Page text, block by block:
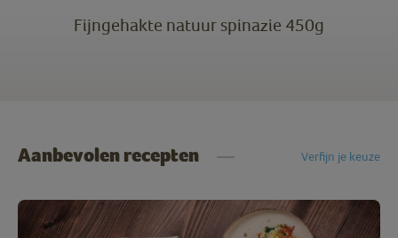
Fijngehakte natuur spinazie 450g
Aanbevolen recepten Verfijn je keuze